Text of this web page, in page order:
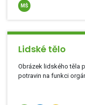
MŠ
Lidské tělo
Obrázek lidského těla
potravin na funkci